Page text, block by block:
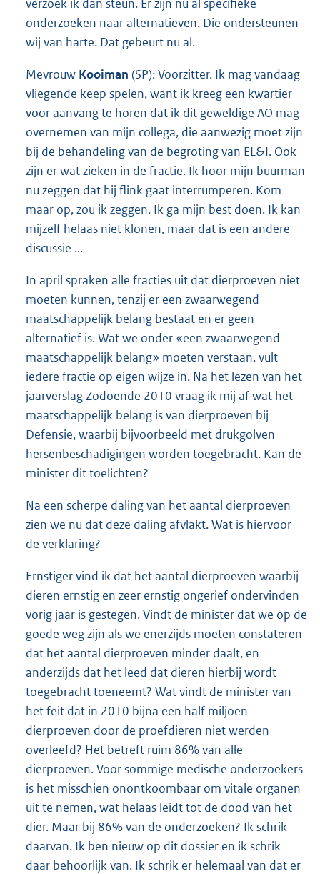
verzoek ik dan steun. Er zijn nu al specifieke
onderzoeken naar alternatieven. Die ondersteunen
wij van harte. Dat gebeurt nu al.
Mevrouw Kooiman (SP): Voorzitter. Ik mag vandaag
vliegende keep spelen, want ik kreeg een kwartier
voor aanvang te horen dat ik dit geweldige AO mag
overnemen van mijn collega, die aanwezig moet zijn
bij de behandeling van de begroting van EL&I. Ook
zijn er wat zieken in de fractie. Ik hoor mijn buurman
nu zeggen dat hij flink gaat interrumperen. Kom
maar op, zou ik zeggen. Ik ga mijn best doen. Ik kan
mijzelf helaas niet klonen, maar dat is een andere
discussie ...
In april spraken alle fracties uit dat dierproeven niet
moeten kunnen, tenzij er een zwaarwegend
maatschappelijk belang bestaat en er geen
alternatief is. Wat we onder «een zwaarwegend
maatschappelijk belang» moeten verstaan, vult
iedere fractie op eigen wijze in. Na het lezen van het
jaarverslag Zodoende 2010 vraag ik mij af wat het
maatschappelijk belang is van dierproeven bij
Defensie, waarbij bijvoorbeeld met drukgolven
hersenbeschadigingen worden toegebracht. Kan de
minister dit toelichten?
Na een scherpe daling van het aantal dierproeven
zien we nu dat deze daling afvlakt. Wat is hiervoor
de verklaring?
Ernstiger vind ik dat het aantal dierproeven waarbij
dieren ernstig en zeer ernstig ongerief ondervinden
vorig jaar is gestegen. Vindt de minister dat we op de
goede weg zijn als we enerzijds moeten constateren
dat het aantal dierproeven minder daalt, en
anderzijds dat het leed dat dieren hierbij wordt
toegebracht toeneemt? Wat vindt de minister van
het feit dat in 2010 bijna een half miljoen
dierproeven door de proefdieren niet werden
overleefd? Het betreft ruim 86% van alle
dierproeven. Voor sommige medische onderzoekers
is het misschien onontkoombaar om vitale organen
uit te nemen, wat helaas leidt tot de dood van het
dier. Maar bij 86% van de onderzoeken? Ik schrik
daarvan. Ik ben nieuw op dit dossier en ik schrik
daar behoorlijk van. Ik schrik er helemaal van dat er